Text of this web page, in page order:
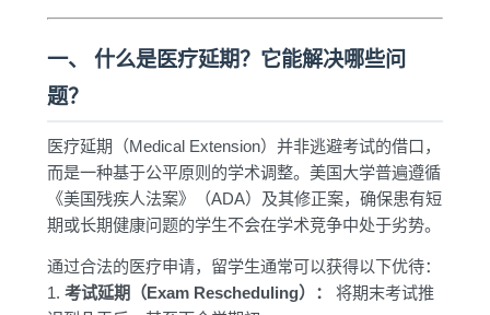
一、 什么是医疗延期？它能解决哪些问
题？
医疗延期（Medical Extension）并非逃避考试的借口，
而是一种基于公平原则的学术调整。美国大学普遍遵循
《美国残疾人法案》（ADA）及其修正案，确保患有短
期或长期健康问题的学生不会在学术竞争中处于劣势。
通过合法的医疗申请，留学生通常可以获得以下优待：
1. 考试延期（Exam Rescheduling）：
将期末考试推